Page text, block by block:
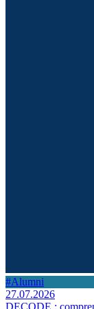
#Alumni
27.07.2026
DECODE :